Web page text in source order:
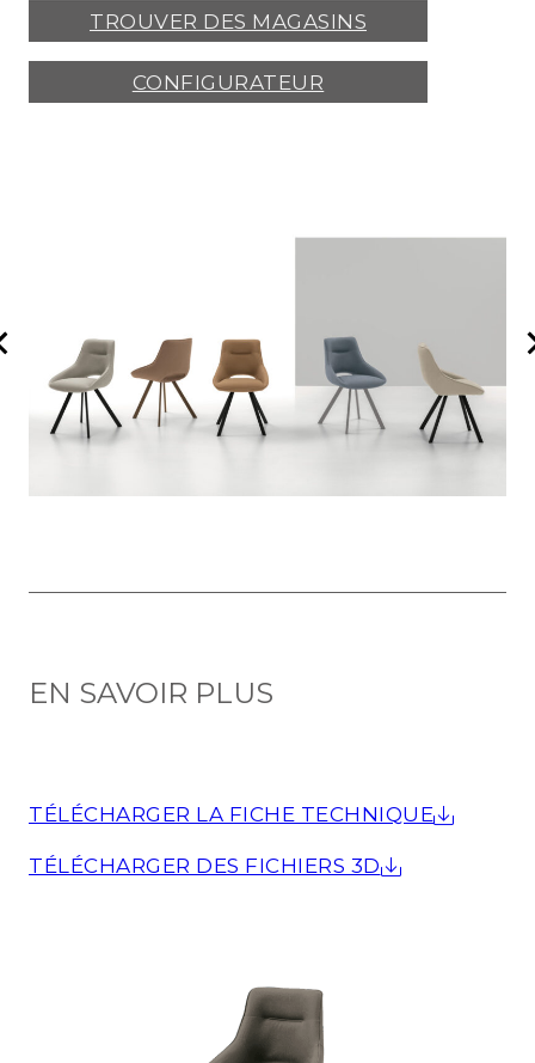
TROUVER DES MAGASINS
CONFIGURATEUR
EN SAVOIR PLUS
TÉLÉCHARGER LA FICHE TECHNIQUE
TÉLÉCHARGER DES FICHIERS 3D